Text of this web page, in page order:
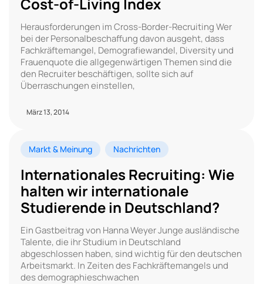
Herausforderungen im Cross-Border-Recruiting Wer
bei der Personalbeschaffung davon ausgeht, dass
Fachkräftemangel, Demografiewandel, Diversity und
Frauenquote die allgegenwärtigen Themen sind die
den Recruiter beschäftigen, sollte sich auf
Überraschungen einstellen,
März 13, 2014
Markt & Meinung Nachrichten
Internationales Recruiting: Wie
halten wir internationale
Studierende in Deutschland?
Ein Gastbeitrag von Hanna Weyer Junge ausländische
Talente, die ihr Studium in Deutschland
abgeschlossen haben, sind wichtig für den deutschen
Arbeitsmarkt. In Zeiten des Fachkräftemangels und
des demographieschwachen